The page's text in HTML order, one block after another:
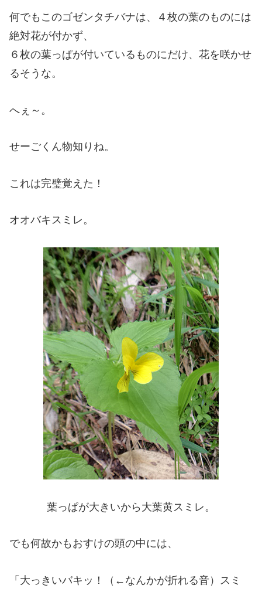
何でもこのゴゼンタチバナは、４枚の葉のものには
絶対花が付かず、
６枚の葉っぱが付いているものにだけ、花を咲かせ
るそうな。
へぇ～。
せーごくん物知りね。
これは完璧覚えた！
オオバキスミレ。
葉っぱが大きいから大葉黄スミレ。
でも何故かもおすけの頭の中には、
「大っきいバキッ！（←なんかが折れる音）スミ